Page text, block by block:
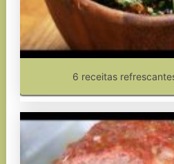
6 receitas